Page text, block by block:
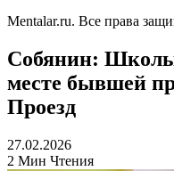
Mentalar.ru. Все права
Собянин: Школы
месте бывшей
Проезд
27.02.2026
2 Мин Чтения